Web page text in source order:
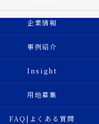
企業情報
事例紹介
Insight
用地募集
FAQ|よくある質問